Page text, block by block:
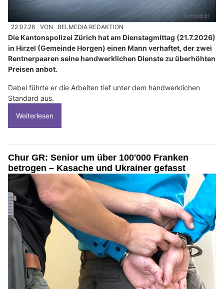
22.07.26 VON BELMEDIA REDAKTION
Die Kantonspolizei Zürich hat am Dienstagmittag (21.7.2026)
in Hirzel (Gemeinde Horgen) einen Mann verhaftet, der zwei
Rentnerpaaren seine handwerklichen Dienste zu überhöhten
Preisen anbot.
Dabei führte er die Arbeiten tief unter dem handwerklichen
Standard aus.
Weiterlesen
Chur GR: Senior um über 100'000 Franken
betrogen – Kasache und Ukrainer gefasst